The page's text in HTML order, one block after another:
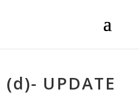
(d)- UPDATE